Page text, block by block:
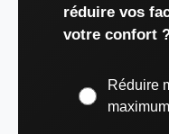
réduire vos
votre confort
Réduire
maximum